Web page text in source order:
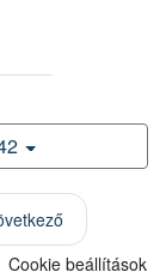
Cookie beállítások